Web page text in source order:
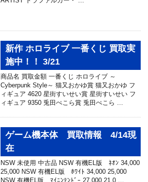
新作 ホロライブ 一番くじ 買取実
施中！！ 3/21
商品名 買取金額 一番くじ ホロライブ ～
Cyberpunk Style～ 猫又おかゆ賞 猫又おかゆ フ
ィギュア 4620 星街すいせい賞 星街すいせい フ
ィギュア 9350 兎田ぺこら賞 兎田ぺこら …
ゲーム機本体 買取情報 4/14現
在
NSW 未使用 中古品 NSW 有機EL版 ﾈｵﾝ 34,000
25,000 NSW 有機EL版 ﾎﾜｲﾄ 34,000 25,000
NSW 有機EL版 ﾏｲﾆﾝﾃﾝﾄﾞｰ 27,000 21,0 …